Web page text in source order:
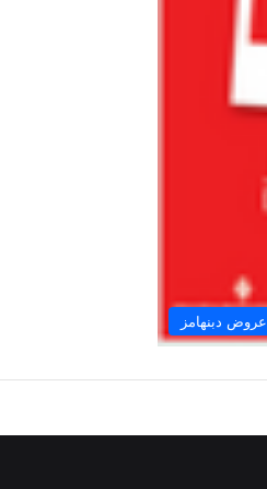
عروض دبنهامز